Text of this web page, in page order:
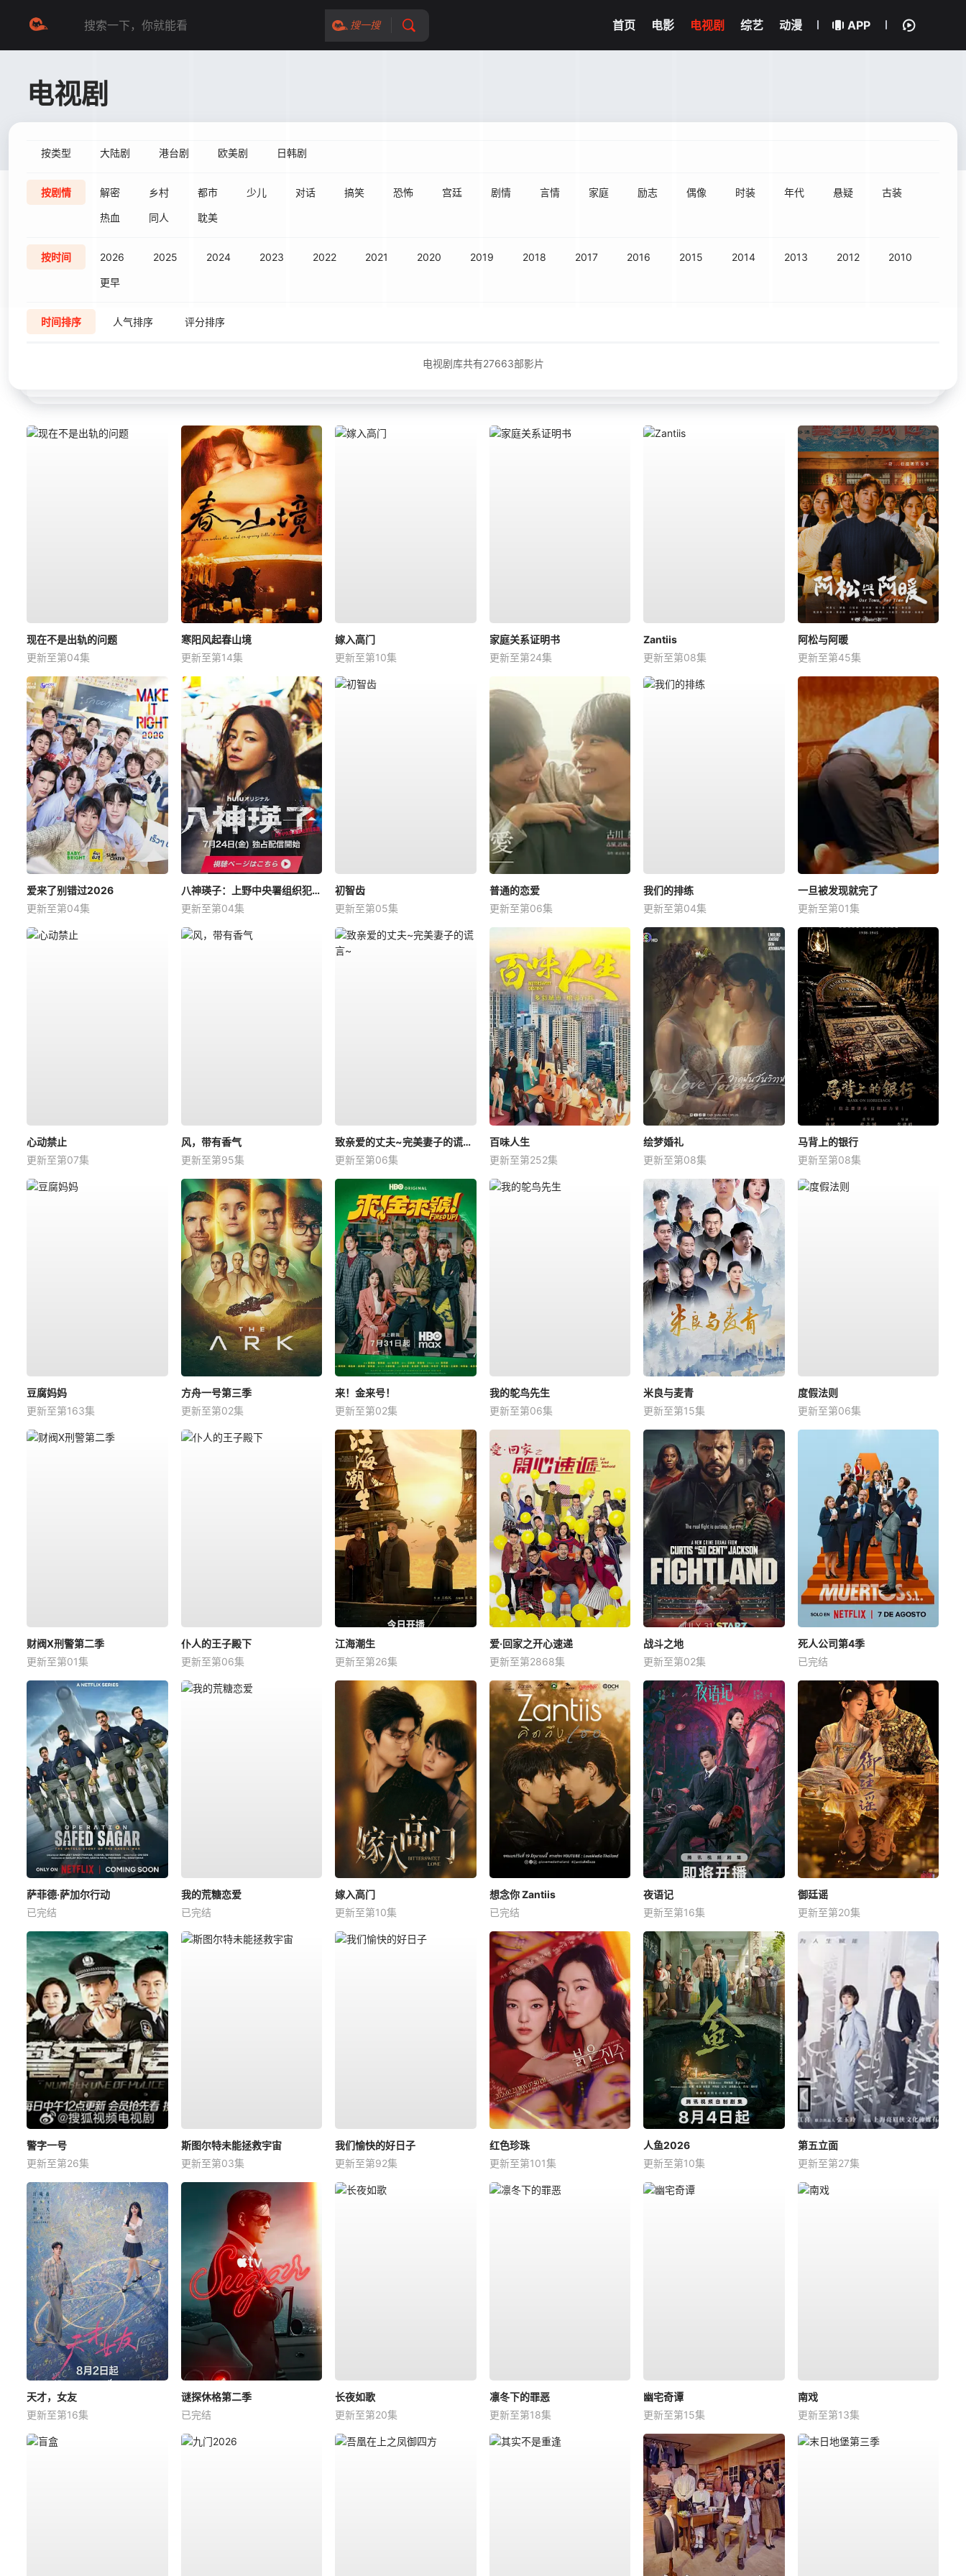
搜一搜 首页 电影 电视剧 综艺 动漫 APP
电视剧
按类型 大陆剧 港台剧 欧美剧 日韩剧
按剧情 解密 乡村 都市 少儿 对话 搞笑 恐怖 宫廷 剧情 言情 家庭 励志 偶像 时装 年代 悬疑 古装
热血 同人 耽美
按时间 2026 2025 2024 2023 2022 2021 2020 2019 2018 2017 2016 2015 2014 2013 2012 2010
更早
时间排序 人气排序 评分排序
电视剧库共有27663部影片
现在不是出轨的问题
更新至第04集
寒阳风起春山境
更新至第14集
嫁入高门
更新至第10集
家庭关系证明书
更新至第24集
Zantiis
更新至第08集
阿松与阿暖
更新至第45集
爱来了别错过2026
更新至第04集
八神瑛子：上野中央署组织犯罪对策课
更新至第04集
初智齿
更新至第05集
普通的恋爱
更新至第06集
我们的排练
更新至第04集
一旦被发现就完了
更新至第01集
心动禁止
更新至第07集
风，带有香气
更新至第95集
致亲爱的丈夫~完美妻子的谎言~
更新至第06集
百味人生
更新至第252集
绘梦婚礼
更新至第08集
马背上的银行
更新至第08集
豆腐妈妈
更新至第163集
方舟一号第三季
更新至第02集
来！金来号！
更新至第02集
我的鸵鸟先生
更新至第06集
米良与麦青
更新至第15集
度假法则
更新至第06集
财阀X刑警第二季
更新至第01集
仆人的王子殿下
更新至第06集
江海潮生
更新至第26集
爱·回家之开心速递
更新至第2868集
战斗之地
更新至第02集
死人公司第4季
已完结
萨菲德·萨加尔行动
已完结
我的荒糖恋爱
已完结
嫁入高门
更新至第10集
想念你 Zantiis
已完结
夜语记
更新至第16集
御廷谣
更新至第20集
警字一号
更新至第26集
斯图尔特未能拯救宇宙
更新至第03集
我们愉快的好日子
更新至第92集
红色珍珠
更新至第101集
人鱼2026
更新至第10集
第五立面
更新至第27集
天才，女友
更新至第16集
谜探休格第二季
已完结
长夜如歌
更新至第20集
凛冬下的罪恶
更新至第18集
幽宅奇谭
更新至第15集
南戏
更新至第13集